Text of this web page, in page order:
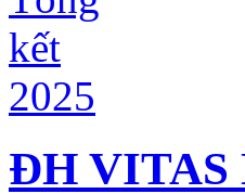
ĐH VITAS